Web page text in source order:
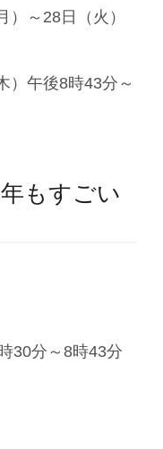
～28日（火）
）午後8時43分～
もすごい
30分～8時43分